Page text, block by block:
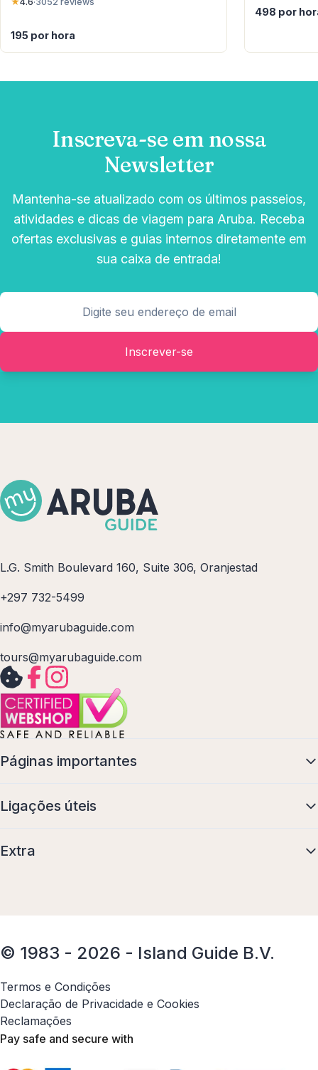
195 por hora
498 por
Inscreva-se em nossa
Newsletter
Mantenha-se atualizado com os últimos passeios,
atividades e dicas de viagem para Aruba. Receba
ofertas exclusivas e guias internos diretamente em
sua caixa de entrada!
Inscrever-se
L.G. Smith Boulevard 160, Suite 306, Oranjestad
+297 732-5499
info@myarubaguide.com
tours@myarubaguide.com
Páginas importantes
Ligações úteis
Extra
© 1983 - 2026 - Island Guide B.V.
Termos e Condições
Declaração de Privacidade e Cookies
Reclamações
Pay safe and secure with